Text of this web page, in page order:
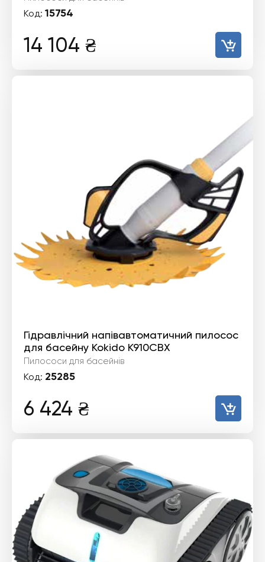
Код: 15754
14 104 ₴
Гідравлічний напівавтоматичний пилосос
для басейну Kokido K910CBX
Пилососи для басейнів
Код: 25285
6 424 ₴